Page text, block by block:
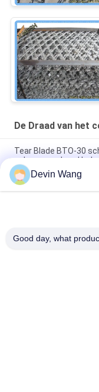
De Draad van het
Tear Blade BTO-30
scheermesdraad
PVC roestvrij staal
60 Cbt-65 Zaandraad
PVC-gecoate
Devin Wang
Good day, what